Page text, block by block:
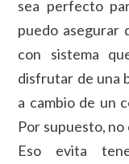
sea perfecto
puedo asegurar
con sistema
disfrutar de una
a cambio de un
Por supuesto, no
Eso evita